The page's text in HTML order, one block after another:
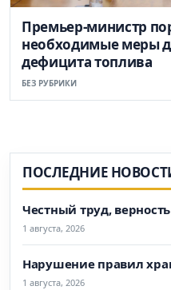
Премьер-министр
необходимые меры
дефицита топлива
БЕЗ РУБРИКИ
ПОСЛЕДНИЕ
Честный труд,
1 августа, 2026
Нарушение правил
1 августа, 2026